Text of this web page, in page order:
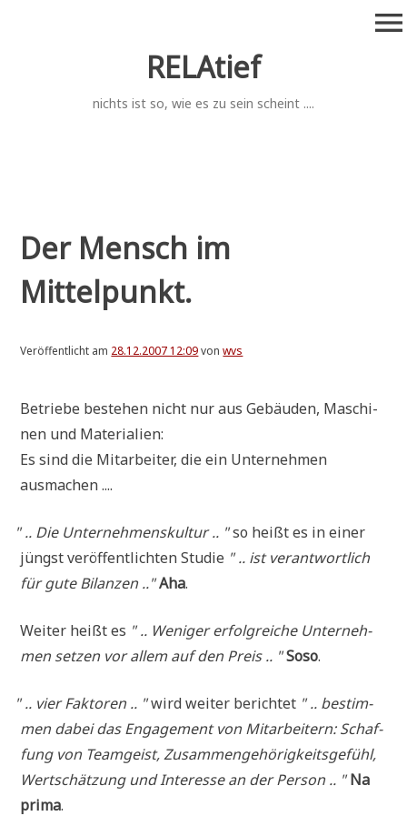
RELAtief
nichts ist so, wie es zu sein scheint ....
menu
Der Mensch im
Mittelpunkt.
Veröffentlicht am 28.12.2007 12:09vonwvs
Betrie­be bestehen nicht nur aus Gebäu­den, Maschi­
nen und Materialien:
Es sind die Mit­ar­bei­ter, die ein Unter­neh­men
ausmachen ....
".. Die Unter­neh­mens­kul­tur .. "so heißt es in einer
jüngst ver­öf­fent­lich­ten Stu­die " .. ist ver­ant­wort­lich
für gute Bilan­zen .."Aha.
Wei­ter heißt es " .. Weni­ger erfolg­rei­che Unter­neh­
men set­zen vor allem auf den Preis .. "Soso.
".. vier Fak­to­ren .. "wird wei­ter berich­tet " .. bestim­
men dabei das Enga­ge­ment von Mit­ar­bei­tern: Schaf­
fung von Team­geist, Zusam­men­ge­hö­rig­keits­ge­fühl,
Wert­schät­zung und Inter­es­se an der Per­son .. "Na
pri­ma.